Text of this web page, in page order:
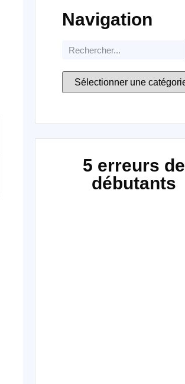
Navigation
5 erreurs de
débutants